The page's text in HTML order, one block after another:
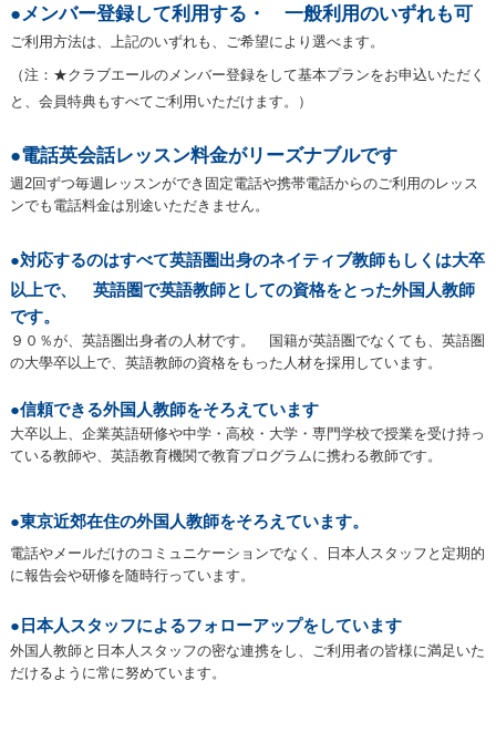
●メンバー登録して利用する・ 一般利用のいずれも可
ご利用方法は、上記のいずれも、ご希望により選べます。
（注：★クラブエールのメンバー登録をして基本プランをお申込いただく
と、会員特典もすべてご利用いただけます。）
●電話英会話レッスン料金がリーズナブルです
週2回ずつ毎週レッスンができ固定電話や携帯電話からのご利用のレッス
ンでも電話料金は別途いただきません。
●対応するのはすべて英語圏出身のネイティブ教師もしくは大卒
以上で、 英語圏で英語教師としての資格をとった外国人教師
です。
９０％が、英語圏出身者の人材です。 国籍が英語圏でなくても、英語圏
の大學卒以上で、英語教師の資格をもった人材を採用しています。
●信頼できる外国人教師をそろえています
大卒以上、企業英語研修や中学・高校・大学・専門学校で授業を受け持っ
ている教師や、英語教育機関で教育プログラムに携わる教師です。
●東京近郊在住の外国人教師をそろえています。
電話やメールだけのコミュニケーションでなく、日本人スタッフと定期的
に報告会や研修を随時行っています。
● 日本人スタッフによるフォローアップをしています
外国人教師と日本人スタッフの密な連携をし、ご利用者の皆様に満足いた
だけるように常に努めています。